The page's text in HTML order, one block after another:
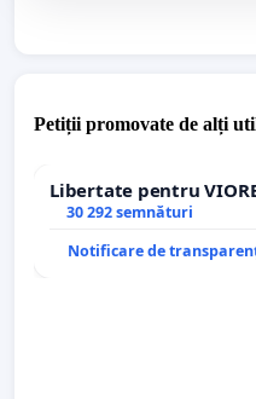
Petiții promovate de alți
Libertate pentru
30 292 semnături
Notificare de